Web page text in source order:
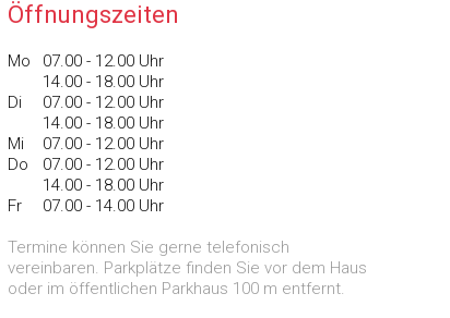
Öffnungszeiten
Mo
	0
7.00 - 12.00 Uhr
	14
.00 - 18.00 Uhr
Di
	0
7.00 - 12.00 Uhr
14.00 - 18.00 Uhr
Mi
	0
7.00 - 12.00 Uhr
Do
	0
7.00 - 12.00 Uhr
	14
.00 - 18.00 Uhr
Fr
	0
7.00 - 14.00 Uhr
Termine können Sie gerne telefonisch
vereinbaren. Parkplätze finden Sie vor dem Haus
oder im öffentlichen Parkhaus 100 m entfernt.